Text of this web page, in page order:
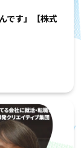
です」【株式